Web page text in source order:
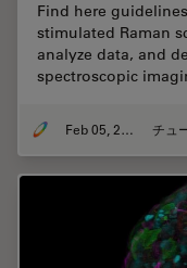
Find here
stimulated Raman
analyze data, and
spectroscopic
Feb 05, 2024